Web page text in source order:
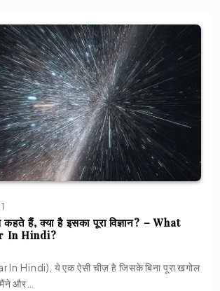
कहते हैं, क्या है इसका पूरा विज्ञान? – What
In Hindi?
In Hindi), ये एक ऐसी चीज़ है जिसके बिना पूरा खगोल
और…